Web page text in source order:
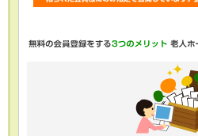
最適なご回答ができな
・当ホームページでは
調査のためクッキー等